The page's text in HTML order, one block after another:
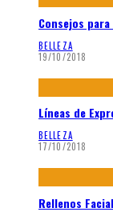
Consejos
BELLEZA
19/10/2018
Líneas de
BELLEZA
17/10/2018
Rellenos